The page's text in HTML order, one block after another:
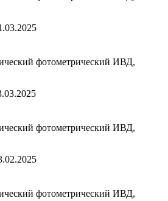
фотометрический ИВД,
фотометрический ИВД,
фотометрический ИВД,